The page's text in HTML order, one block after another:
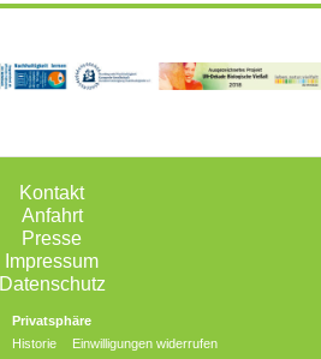
Kontakt
Anfahrt
Presse
Impressum
Datenschutz
Privatsphäre
Historie Einwilligungen widerrufen